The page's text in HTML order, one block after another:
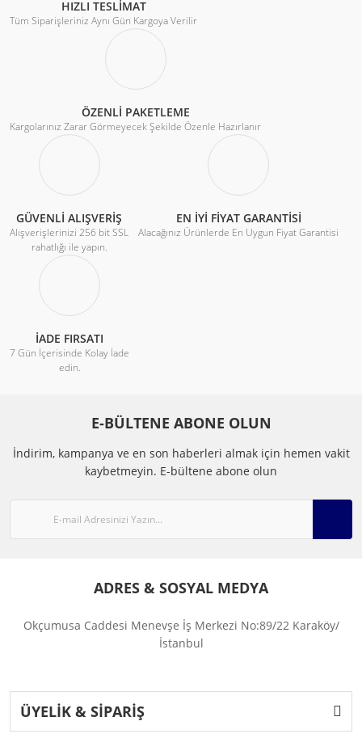
HIZLI TESLİMAT
Tüm Siparişleriniz Aynı Gün Kargoya Verilir
ÖZENLİ PAKETLEME
Kargolarınız Zarar Görmeyecek Şekilde Özenle Hazırlanır
GÜVENLİ ALIŞVERİŞ
Alışverişlerinizi 256 bit SSL
rahatlığı ile yapın.
EN İYİ FİYAT GARANTİSİ
Alacağınız Ürünlerde En Uygun Fiyat Garantisi
İADE FIRSATI
7 Gün İçerisinde Kolay İade
edin.
E-BÜLTENE ABONE OLUN
İndirim, kampanya ve en son haberleri almak için hemen vakit
kaybetmeyin. E-bültene abone olun
ADRES & SOSYAL MEDYA
Okçumusa Caddesi Menevşe İş Merkezi No:89/22 Karaköy/
İstanbul
ÜYELİK & SİPARİŞ